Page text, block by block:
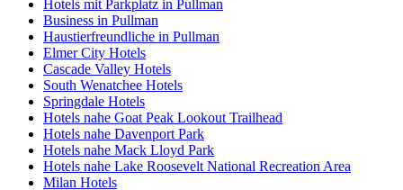
Hotels mit Parkplatz in Pullman
Business in Pullman
Haustierfreundliche in Pullman
Elmer City Hotels
Cascade Valley Hotels
South Wenatchee Hotels
Springdale Hotels
Hotels nahe Goat Peak Lookout Trailhead
Hotels nahe Davenport Park
Hotels nahe Mack Lloyd Park
Hotels nahe Lake Roosevelt National Recreation Area
Milan Hotels